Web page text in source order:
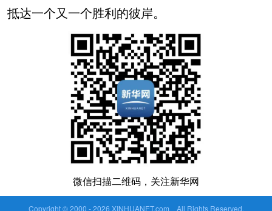
抵达一个又一个胜利的彼岸。
微信扫描二维码，关注新华网
Copyright © 2000 -2026 XINHUANET.com All Rights Reserved.